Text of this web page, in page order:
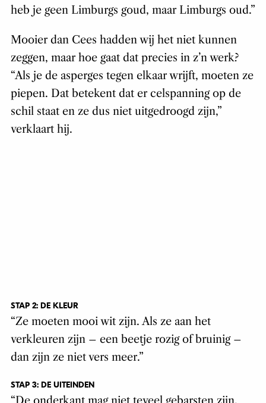
heb je geen Limburgs goud, maar Limburgs oud.”
Mooier dan Cees hadden wij het niet kunnen
zeggen, maar hoe gaat dat precies in z’n werk?
“Als je de asperges tegen elkaar wrijft, moeten ze
piepen. Dat betekent dat er celspanning op de
schil staat en ze dus niet uitgedroogd zijn,”
verklaart hij.
STAP 2: DE KLEUR
“Ze moeten mooi wit zijn. Als ze aan het
verkleuren zijn – een beetje rozig of bruinig –
dan zijn ze niet vers meer.”
STAP 3: DE UITEINDEN